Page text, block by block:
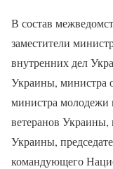
В состав
заместители
внутренних дел
Украины, министра
министра молодежи
ветеранов
Украины,
командующего